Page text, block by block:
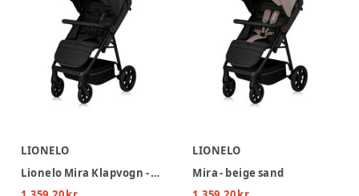
LIONELO
Lionelo Mira Klapvogn - Black Onyx
LIONELO
Mira - beige sand